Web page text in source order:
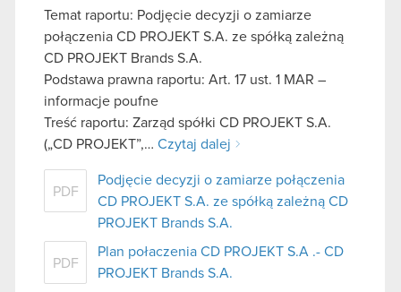
Temat raportu: Podjęcie decyzji o zamiarze
połączenia CD PROJEKT S.A. ze spółką zależną
CD PROJEKT Brands S.A.
Podstawa prawna raportu: Art. 17 ust. 1 MAR –
informacje poufne
Treść raportu: Zarząd spółki CD PROJEKT S.A.
(„CD PROJEKT”,… Czytaj dalej
PDF
Podjęcie decyzji o zamiarze połączenia
CD PROJEKT S.A. ze spółką zależną CD
PROJEKT Brands S.A.
PDF
Plan połaczenia CD PROJEKT S.A .- CD
PROJEKT Brands S.A.